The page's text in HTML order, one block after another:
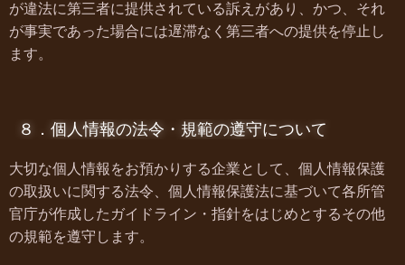
が違法に第三者に提供されている訴えがあり、かつ、それ
が事実であった場合には遅滞なく第三者への提供を停止し
ます。
８．個人情報の法令・規範の遵守について
大切な個人情報をお預かりする企業として、個人情報保護
の取扱いに関する法令、個人情報保護法に基づいて各所管
官庁が作成したガイドライン・指針をはじめとするその他
の規範を遵守します。